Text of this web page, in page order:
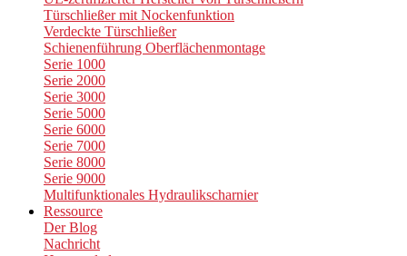
Türschließer mit Nockenfunktion
Verdeckte Türschließer
Schienenführung Oberflächenmontage
Serie 1000
Serie 2000
Serie 3000
Serie 5000
Serie 6000
Serie 7000
Serie 8000
Serie 9000
Multifunktionales Hydraulikscharnier
Ressource
Der Blog
Nachricht